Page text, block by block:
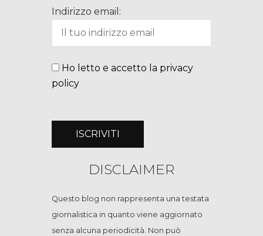
Indirizzo email:
Ho letto e accetto la privacy
policy
DISCLAIMER
Questo blog non rappresenta una testata
giornalistica in quanto viene aggiornato
senza alcuna periodicità. Non può